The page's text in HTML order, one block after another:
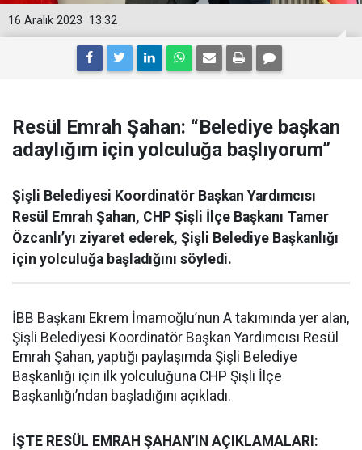
13:32
16 Aralık 2023
Resül Emrah Şahan: “Belediye başkan
adaylığım için yolculuğa başlıyorum”
Şişli Belediyesi Koordinatör Başkan Yardımcısı
Resül Emrah Şahan, CHP Şişli İlçe Başkanı Tamer
Özcanlı’yı ziyaret ederek, Şişli Belediye Başkanlığı
için yolculuğa başladığını söyledi.
İBB Başkanı Ekrem İmamoğlu’nun A takımında yer alan,
Şişli Belediyesi Koordinatör Başkan Yardımcısı Resül
Emrah Şahan, yaptığı paylaşımda Şişli Belediye
Başkanlığı için ilk yolculuğuna CHP Şişli İlçe
Başkanlığı’ndan başladığını açıkladı.
İŞTE RESÜL EMRAH ŞAHAN’IN AÇIKLAMALARI: